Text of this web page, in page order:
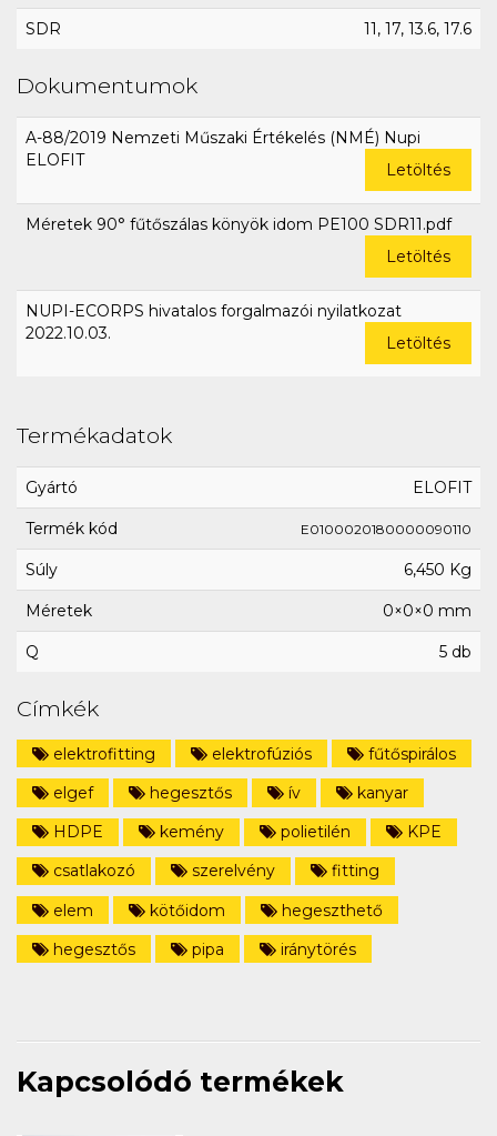
SDR 11, 17, 13.6, 17.6
Dokumentumok
A-88/2019 Nemzeti Műszaki Értékelés (NMÉ) Nupi
ELOFIT
Letöltés
Méretek 90° fűtőszálas könyök idom PE100 SDR11.pdf
Letöltés
NUPI-ECORPS hivatalos forgalmazói nyilatkozat
2022.10.03.
Letöltés
Termékadatok
Gyártó ELOFIT
Termék kód E0100020180000090110
Súly 6,450 Kg
Méretek 0×0×0 mm
Q 5 db
Címkék
elektrofitting elektrofúziós
fűtőspirálos
elgef
hegesztős ív
kanyar
HDPE
kemény polietilén
KPE
csatlakozó
szerelvény
fitting
elem
kötőidom
hegeszthető
hegesztős
pipa iránytörés
Kapcsolódó termékek